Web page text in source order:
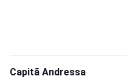
Capitã Andressa